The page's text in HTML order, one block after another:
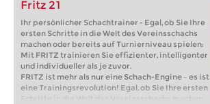
Fritz 21
Ihr persönlicher Schachtrainer - Egal, ob Sie Ihre
ersten Schritte in die Welt des Vereinsschachs
machen oder bereits auf Turnierniveau spielen:
Mit FRITZ trainieren Sie effizienter, intelligenter
und individueller als je zuvor.
FRITZ ist mehr als nur eine Schach-Engine – es ist
eine Trainingsrevolution! Egal, ob Sie Ihre ersten
Schritte in die Welt des Vereinsschachs machen